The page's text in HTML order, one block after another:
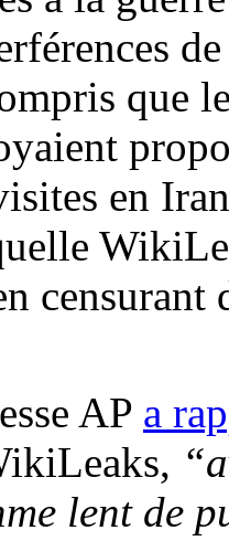
que
en
censurant
AP a
lent de